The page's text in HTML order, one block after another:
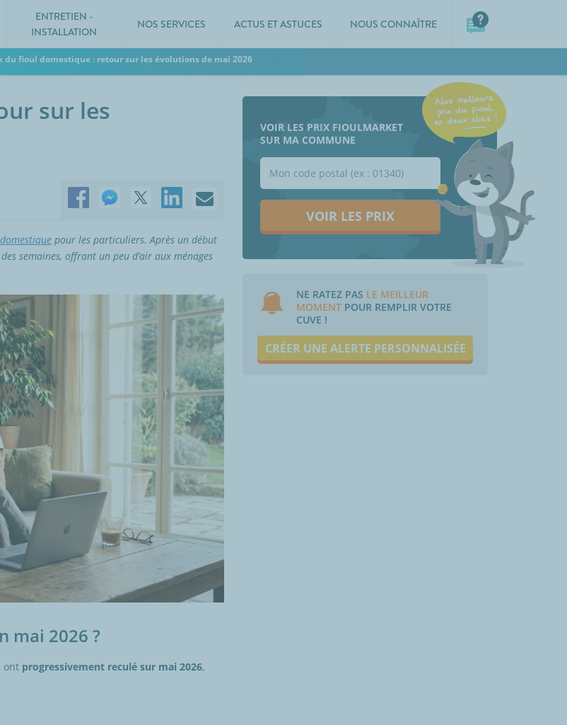
ENTRETIEN -
INSTALLATION
NOS SERVICES ACTUS ET ASTUCES NOUS CONNAÎTRE
du fioul domestique : retour sur les évolutions de mai 2026
sur les
pour les particuliers. Après un début
semaines, offrant un peu d’air aux ménages
mai 2026 ?
ont progressivement reculé sur mai 2026,
VOIR LES PRIX FIOULMARKET
SUR MA COMMUNE
VOIR LES PRIX
NE RATEZ PAS LE MEILLEUR
MOMENT POUR REMPLIR VOTRE
CUVE !
CRÉER UNE ALERTE PERSONNALISÉE